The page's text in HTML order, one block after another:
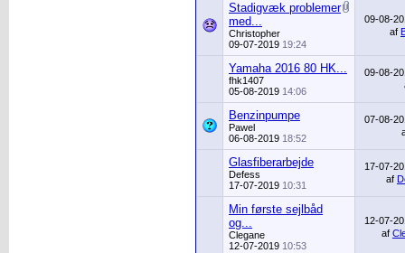
Stadigvæk problemer
med...
Christopher
09-07-2019 19:24
09-08-
af
Yamaha 2016 80 HK...
fhk1407
05-08-2019 14:06
09-08-
Benzinpumpe
Pawel
06-08-2019 18:52
07-08-
Glasfiberarbejde
Defess
17-07-2019 10:31
17-07-
af
Min første sejlbåd
og...
Clegane
12-07-2019 10:53
12-07-
af